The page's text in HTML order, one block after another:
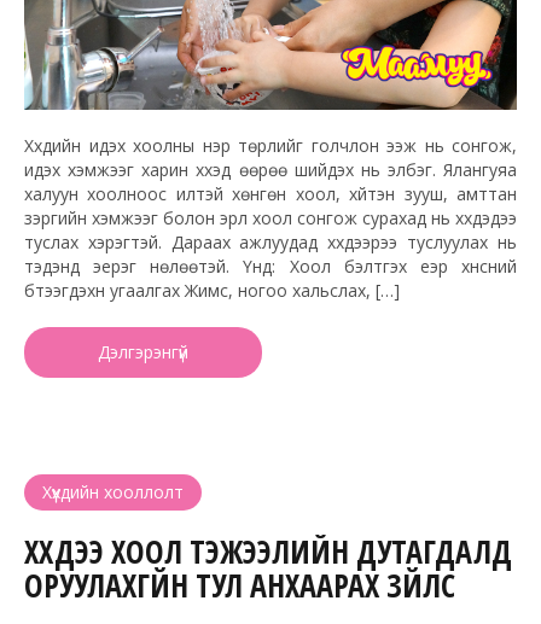
Хүүхдийн идэх хоолны нэр төрлийг голчлон ээж нь сонгож,
идэх хэмжээг харин хүүхэд өөрөө шийдэх нь элбэг. Ялангуяа
халуун хоолноос илүүтэй хөнгөн хоол, хүйтэн зууш, амттан
зэргийн хэмжээг болон эрүүл хоол сонгож сурахад нь хүүхдэдээ
туслах хэрэгтэй. Дараах ажлуудад хүүхдээрээ туслуулах нь
тэдэнд эерэг нөлөөтэй. Үүнд: Хоол бэлтгэх үеэр хүнсний
бүтээгдэхүүн угаалгах Жимс, ногоо хальслах, […]
Дэлгэрэнгүй
Хүүхдийн хооллолт
ХҮҮХДЭЭ ХООЛ ТЭЖЭЭЛИЙН ДУТАГДАЛД
ОРУУЛАХГҮЙН ТУЛ АНХААРАХ ЗҮЙЛС